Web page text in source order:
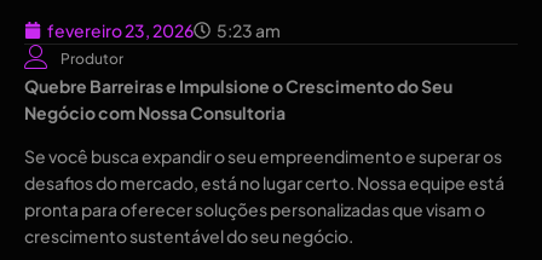
fevereiro 23, 2026 5:23 am
Produtor
Quebre Barreiras e Impulsione o Crescimento do Seu
Negócio com Nossa Consultoria
Se você busca expandir o seu empreendimento e superar os
desafios do mercado, está no lugar certo. Nossa equipe está
pronta para oferecer soluções personalizadas que visam o
crescimento sustentável do seu negócio.